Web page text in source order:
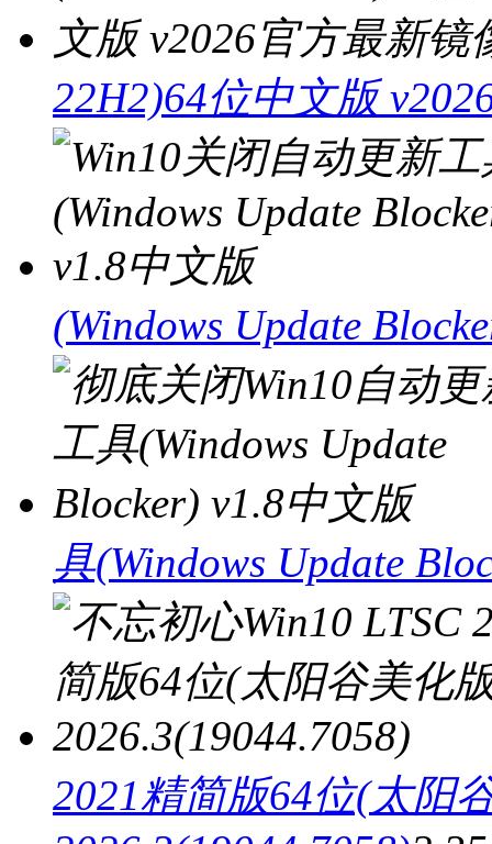
22H2)64位中文版
(Windows Update
具(Windows Update
2021精简版64位(太阳